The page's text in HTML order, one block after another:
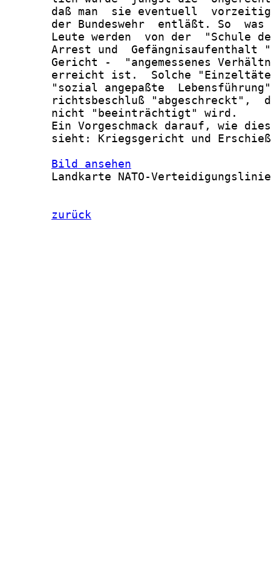
daß man  sie eventuell
der Bundeswehr  entläßt. So
Leute werden  von der  "Schule
Arrest und  Gefängnisaufenthalt
Gericht -  "angemessenes
erreicht ist.  Solche
"sozial angepaßte
richtsbeschluß "abgeschreckt",
       nicht "beeinträchtigt" wird.
Ein Vorgeschmack darauf, wie
sieht: Kriegsgericht und
Bild ansehen
Landkarte NATO-
zurück